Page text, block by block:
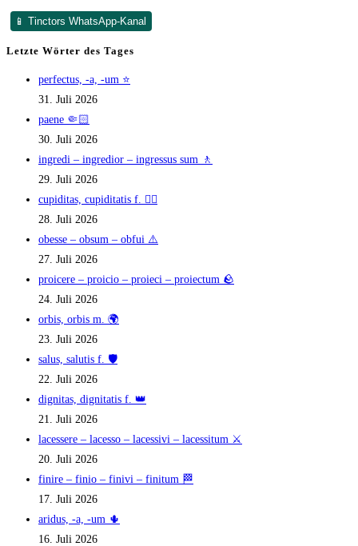
📱 Tinctors WhatsApp-Kanal
Letzte Wörter des Tages
perfectus, -a, -um ⭐
31. Juli 2026
paene 🤏🏻
30. Juli 2026
ingredi – ingredior – ingressus sum 🚶
29. Juli 2026
cupiditas, cupiditatis f. ❤️‍🔥
28. Juli 2026
obesse – obsum – obfui ⚠️
27. Juli 2026
proicere – proicio – proieci – proiectum 🪨
24. Juli 2026
orbis, orbis m. 🌍
23. Juli 2026
salus, salutis f. 🛡️
22. Juli 2026
dignitas, dignitatis f. 👑
21. Juli 2026
lacessere – lacesso – lacessivi – lacessitum ⚔️
20. Juli 2026
finire – finio – finivi – finitum 🏁
17. Juli 2026
aridus, -a, -um 🌵
16. Juli 2026